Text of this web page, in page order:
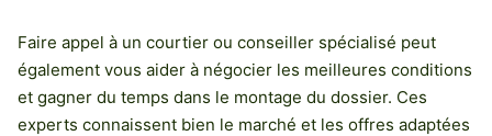
Faire appel à un courtier ou conseiller spécialisé peut
également vous aider à négocier les meilleures conditions
et gagner du temps dans le montage du dossier. Ces
experts connaissent bien le marché et les offres adaptées